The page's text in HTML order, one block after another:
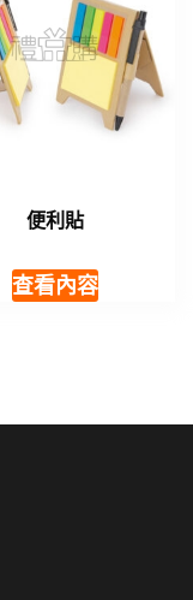
便利貼
查看內容